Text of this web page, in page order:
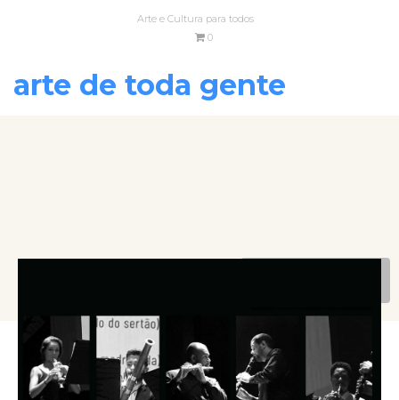
Arte e Cultura para todos
0
arte de toda gente